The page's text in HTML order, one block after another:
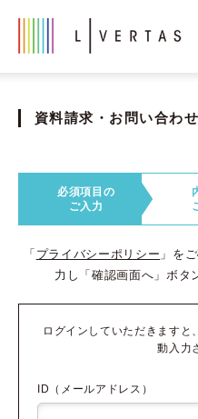
資料請求・お問い合わせ
必須項目の
ご入力
「 プライバシーポリシー 」を
力し「確認画面へ」ボタ
ログインしていただきますと
動入力
ID（メールアドレス）